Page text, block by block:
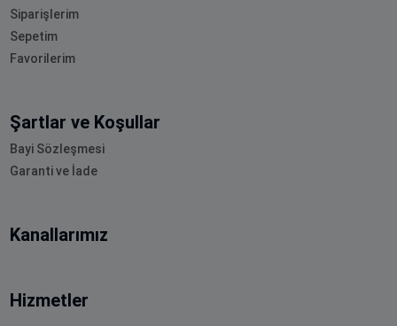
Siparişlerim
Sepetim
Favorilerim
Şartlar ve Koşullar
Bayi Sözleşmesi
Garanti ve İade
Kanallarımız
Hizmetler